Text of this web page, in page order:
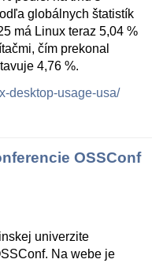
globálnych štatistík
má Linux teraz 5,04 %
čím prekonal
4,76 %.
desktop-usage-usa/
OSSConf
univerzite
Na webe je